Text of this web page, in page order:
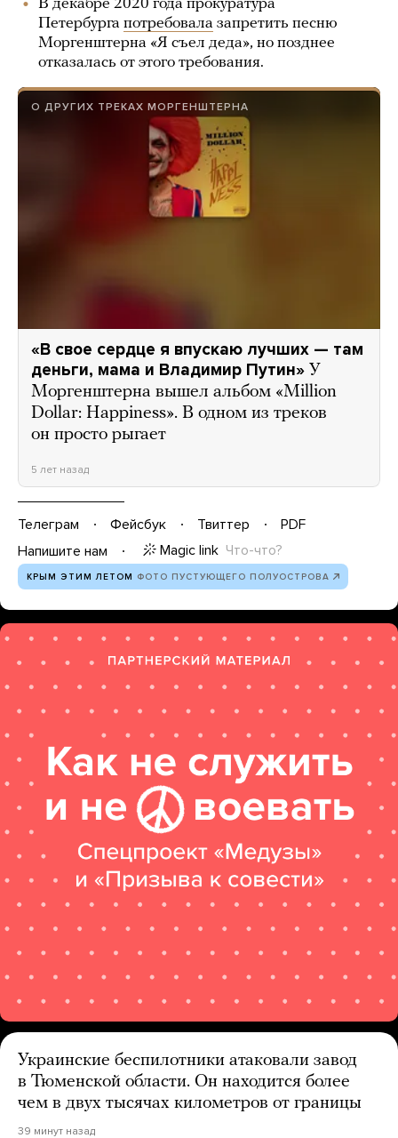
В декабре 2020 года прокуратура
Петербурга потребовала запретить песню
Моргенштерна «Я съел деда», но позднее
отказалась от этого требования.
О ДРУГИХ ТРЕКАХ МОРГЕНШТЕРНА
«В свое сердце я впускаю лучших — там
деньги, мама и Владимир Путин» У
Моргенштерна вышел альбом «Million
Dollar: Happiness». В одном из треков
он просто рыгает
5 лет назад
Телеграм Фейсбук Твиттер
PDF
Напишите нам
Magic link Что-что?
КРЫМ ЭТИМ ЛЕТОМ ФОТО ПУСТУЮЩЕГО ПОЛУОСТРОВА
Украинские беспилотники атаковали завод
в Тюменской области. Он находится более
чем в двух тысячах километров от границы
39 минут назад